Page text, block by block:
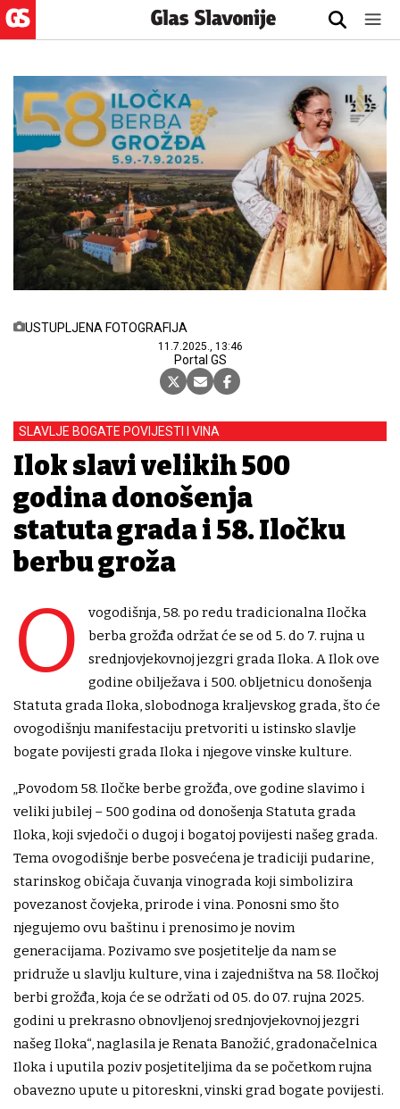
USTUPLJENA FOTOGRAFIJA
11.7.2025., 13:46
Portal GS
SLAVLJE BOGATE POVIJESTI I VINA
Ilok slavi velikih 500
godina donošenja
statuta grada i 58. Iločku
berbu grožđa
O
vogodišnja, 58. po redu tradicionalna Iločka
berba grožđa održat će se od 5. do 7. rujna u
srednjovjekovnoj jezgri grada Iloka. A Ilok ove
godine obilježava i 500. obljetnicu donošenja
Statuta grada Iloka, slobodnoga kraljevskog grada, što će
ovogodišnju manifestaciju pretvoriti u istinsko slavlje
bogate povijesti grada Iloka i njegove vinske kulture.
„Povodom 58. Iločke berbe grožđa, ove godine slavimo i
veliki jubilej – 500 godina od donošenja Statuta grada
Iloka, koji svjedoči o dugoj i bogatoj povijesti našeg grada.
Tema ovogodišnje berbe posvećena je tradiciji pudarine,
starinskog običaja čuvanja vinograda koji simbolizira
povezanost čovjeka, prirode i vina. Ponosni smo što
njegujemo ovu baštinu i prenosimo je novim
generacijama. Pozivamo sve posjetitelje da nam se
pridruže u slavlju kulture, vina i zajedništva na 58. Iločkoj
berbi grožđa, koja će se održati od 05. do 07. rujna 2025.
godini u prekrasno obnovljenoj srednjovjekovnoj jezgri
našeg Iloka“, naglasila je Renata Banožić, gradonačelnica
Iloka i uputila poziv posjetiteljima da se početkom rujna
obavezno upute u pitoreskni, vinski grad bogate povijesti.